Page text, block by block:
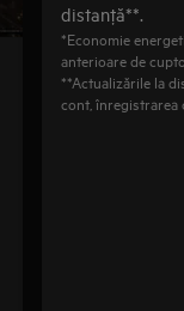
distanţă**.
*Economie
anterioare de
**Actualizările la
cont, înregistrarea